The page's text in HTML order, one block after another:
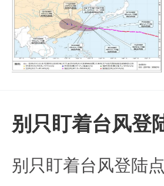
别只盯着台风登
别只盯着台风登陆点